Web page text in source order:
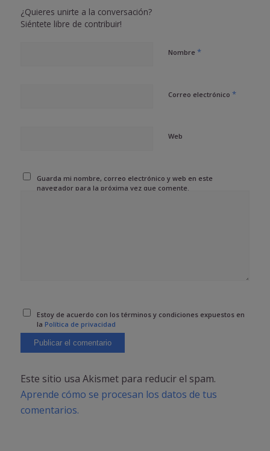
¿Quieres unirte a la conversación?
Siéntete libre de contribuir!
Nombre *
Correo electrónico *
Web
Guarda mi nombre, correo electrónico y web en este
navegador para la próxima vez que comente.
Estoy de acuerdo con los términos y condiciones expuestos en
la Política de privacidad
Este sitio usa Akismet para reducir el spam.
Aprende cómo se procesan los datos de tus
comentarios.